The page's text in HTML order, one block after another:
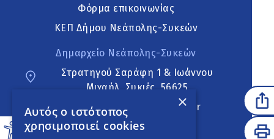
Φόρμα επικοινωνίας
ΚΕΠ Δήμου Νεάπολης-Συκεών
Δημαρχείο Νεάπολης-Συκεών
Στρατηγού Σαράφη 1 & Ιωάννου
Μιχαήλ, Συκιές, 56625
neapoli.sykies@ddt.gov.gr
Ακολουθήστε
×
Αυτός ο ιστότοπος
χρησιμοποιεί cookies